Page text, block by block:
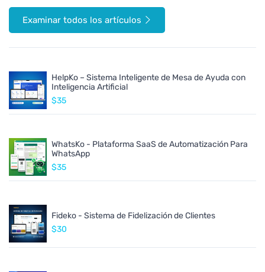
Examinar todos los artículos
HelpKo – Sistema Inteligente de Mesa de Ayuda con
Inteligencia Artificial
$35
WhatsKo - Plataforma SaaS de Automatización Para
WhatsApp
$35
Fideko - Sistema de Fidelización de Clientes
$30